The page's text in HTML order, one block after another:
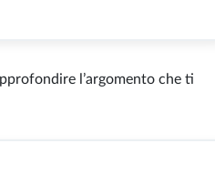
l’argomento che ti